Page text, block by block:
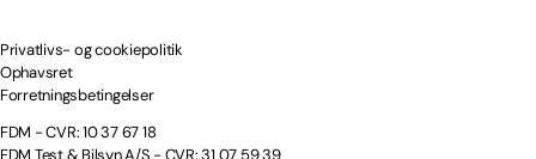
Privatlivs- og cookiepolitik
Ophavsret
Forretningsbetingelser
FDM - CVR: 10 37 67 18
FDM Test & Bilsyn A/S - CVR: 31 07 59 39